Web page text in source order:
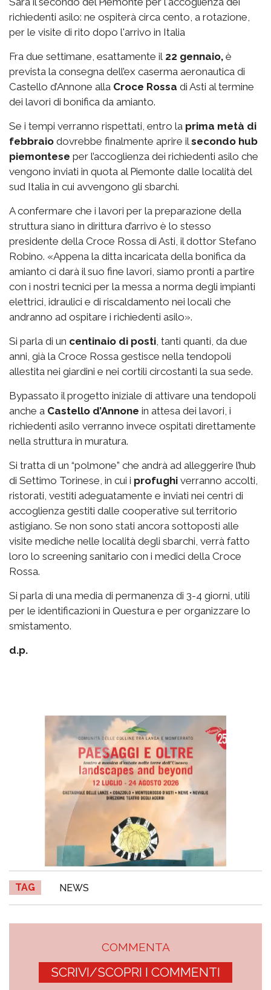
richiedenti asilo: ne ospiterà circa cento, a rotazione,
per le visite di rito dopo l'arrivo in Italia
Fra due settimane, esattamente il 22 gennaio, è
prevista la consegna dell’ex caserma aeronautica di
Castello d’Annone alla Croce Rossa di Asti al termine
dei lavori di bonifica da amianto.
Se i tempi verranno rispettati, entro la prima metà di
febbraio dovrebbe finalmente aprire ilsecondo hub
piemontese per l’accoglienza dei richiedenti asilo che
vengono inviati in quota al Piemonte dalle località del
sud Italia in cui avvengono gli sbarchi.
A confermare che i lavori per la preparazione della
struttura siano in dirittura d’arrivo è lo stesso
presidente della Croce Rossa di Asti, il dottor Stefano
Robino. «Appena la ditta incaricata della bonifica da
amianto ci darà il suo fine lavori, siamo pronti a partire
con i nostri tecnici per la messa a norma degli impianti
elettrici, idraulici e di riscaldamento nei locali che
andranno ad ospitare i richiedenti asilo».
Si parla di un centinaio di posti, tanti quanti, da due
anni, già la Croce Rossa gestisce nella tendopoli
allestita nei giardini e nei cortili circostanti la sua sede.
Bypassato il progetto iniziale di attivare una tendopoli
anche a Castello d’Annone in attesa dei lavori, i
richiedenti asilo verranno invece ospitati direttamente
nella struttura in muratura.
Si tratta di un “polmone” che andrà ad alleggerire l’hub
di Settimo Torinese, in cui i profughi verranno accolti,
ristorati, vestiti adeguatamente e inviati nei centri di
accoglienza gestiti dalle cooperative sul territorio
astigiano. Se non sono stati ancora sottoposti alle
visite mediche nelle località degli sbarchi, verrà fatto
loro lo screening sanitario con i medici della Croce
Rossa.
Si parla di una media di permanenza di 3-4 giorni, utili
per le identificazioni in Questura e per organizzare lo
smistamento.
d.p.
TAG NEWS
COMMENTA
SCRIVI/SCOPRI I COMMENTI